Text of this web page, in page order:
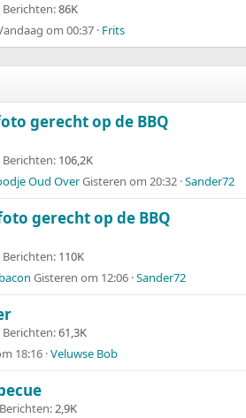
Berichten 86K
om 00:37 Frits
gerecht op de BBQ
Berichten 106,2K
Oud OverGisteren om 20:32 Sander72
gerecht op de BBQ
Berichten 110K
Gisteren om 12:06 Sander72
Berichten 61,3K
18:16 Veluwse Bob
Berichten 2,9K